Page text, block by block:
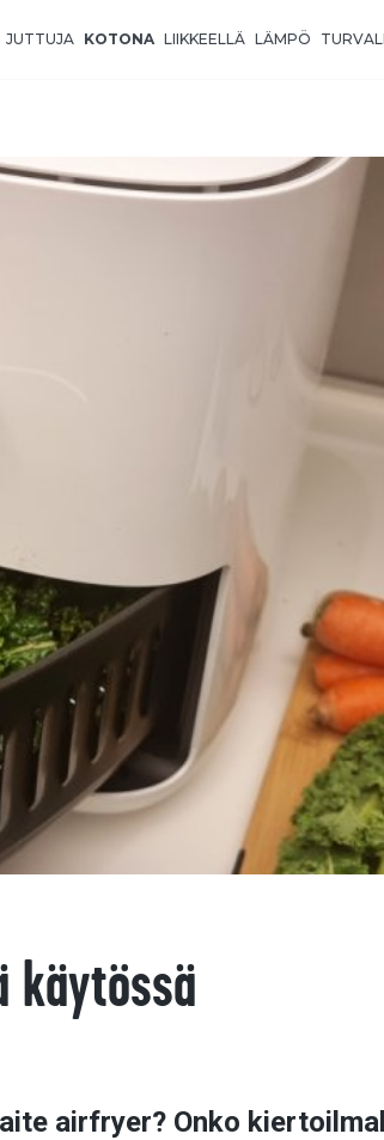
JUTTUJA KOTONA LIIKKEELLÄ LÄMPÖ
käytössä
airfryer? Onko